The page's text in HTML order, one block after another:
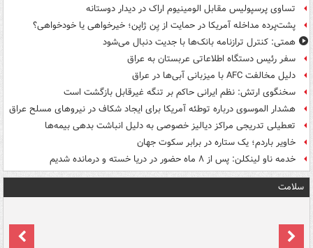
تساوی پرسپولیس مقابل الومینیوم اراک در دیدار دوستانه
پشت‌پرده مداخله آمریکا در حمایت از یِن ژاپن؛ خیرخواهی یا خودخواهی؟
همتی: کنترل ترازنامه بانک‌ها با جدیت دنبال می‌شود
سفر رئیس دستگاه اطلاعاتی عربستان به عراق
دلیل مخالفت AFC با میزبانی آبی‌ها در عراق
سخنگوی ارتش: نظم ایرانی حاکم بر تنگه غیرقابل بازگشت است
هشدار الموسوی درباره توطئه آمریکا برای ایجاد شکاف در نیروهای مسلح عراق
تعطیلی تدریجی مراکز دیالیز خصوصی به دلیل انباشت بدهی بیمه‌ها
خاویر باردم؛ یک ستاره در برابر سکوت جهان
خدمه ناو لینکلن: پس از ۸ ماه حضور در دریا خسته و درمانده‌ شدیم
سلامت